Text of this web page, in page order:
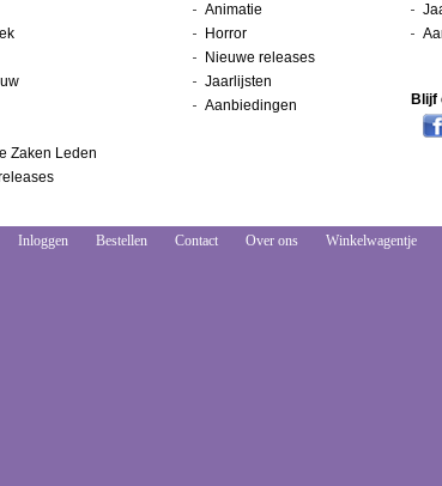
Zaken Leden
Animatie
Horror
Nieuwe releases
Jaarlijsten
Aanbiedingen
Blijf
Inloggen Bestellen Contact Over ons Winkelwagentje